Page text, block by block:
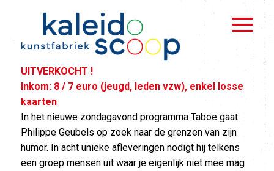
UITVERKOCHT !
Inkom: 8 / 7 euro (jeugd, leden vzw), enkel losse
kaarten
In het nieuwe zondagavond programma Taboe gaat
Philippe Geubels op zoek naar de grenzen van zijn
humor. In acht unieke afleveringen nodigt hij telkens
een groep mensen uit waar je eigenlijk niet mee mag